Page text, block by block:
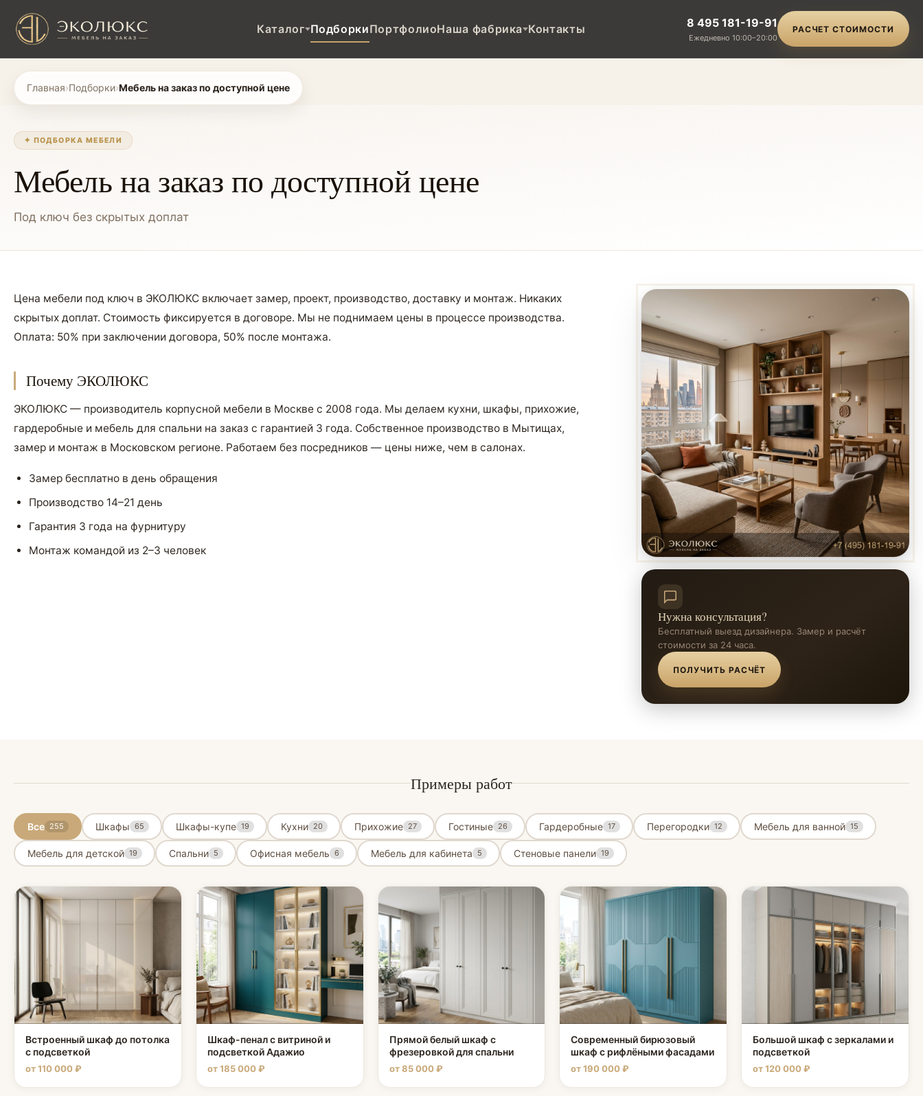
Каталог ПодборкиПортфолиоНаша фабрика Контакты 8 495 181-19-91
Ежедневно 10:00–20:00
РАСЧЕТ СТОИМОСТИ
Главная›Подборки›Мебель на заказ по доступной цене
✦ ПОДБОРКА МЕБЕЛИ
Мебель на заказ по доступной цене
Под ключ без скрытых доплат
Цена мебели под ключ в ЭКОЛЮКС включает замер, проект, производство, доставку и монтаж. Никаких
скрытых доплат. Стоимость фиксируется в договоре. Мы не поднимаем цены в процессе производства.
Оплата: 50% при заключении договора, 50% после монтажа.
Почему ЭКОЛЮКС
ЭКОЛЮКС — производитель корпусной мебели в Москве с 2008 года. Мы делаем кухни, шкафы, прихожие,
гардеробные и мебель для спальни на заказ с гарантией 3 года. Собственное производство в Мытищах,
замер и монтаж в Московском регионе. Работаем без посредников — цены ниже, чем в салонах.
Замер бесплатно в день обращения
Производство 14–21 день
Гарантия 3 года на фурнитуру
Монтаж командой из 2–3 человек
Нужна консультация?
Бесплатный выезд дизайнера. Замер и расчёт
стоимости за 24 часа.
ПОЛУЧИТЬ РАСЧЁТ
Примеры работ
Все 255 Шкафы 65 Шкафы-купе 19 Кухни 20 Прихожие 27 Гостиные 26 Гардеробные 17 Перегородки 12 Мебель для ванной 15
Мебель для детской 19 Спальни 5 Офисная мебель 6 Мебель для кабинета 5 Стеновые панели 19
Встроенный шкаф до потолка
с подсветкой
от 110 000 ₽
Шкаф-пенал с витриной и
подсветкой Адажио
от 185 000 ₽
Прямой белый шкаф с
фрезеровкой для спальни
от 85 000 ₽
Современный бирюзовый
шкаф с рифлёными фасадами
от 190 000 ₽
Большой шкаф с зеркалами и
подсветкой
от 120 000 ₽